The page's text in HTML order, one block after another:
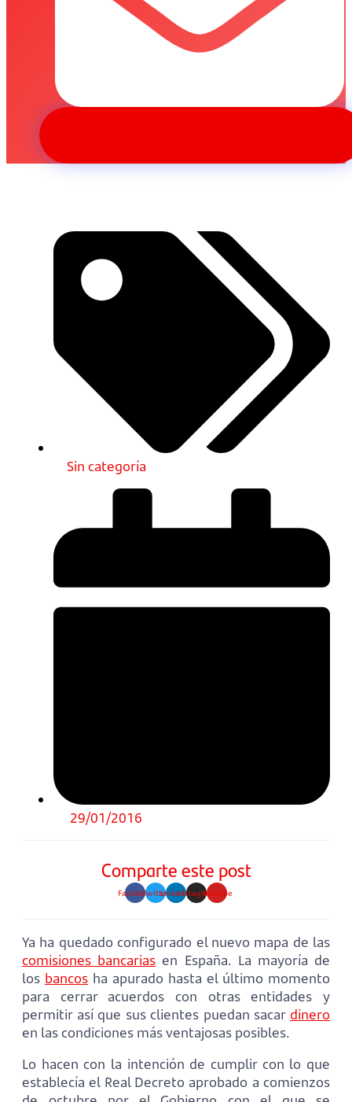
Sin categoría
29/01/2016
Comparte este post
FacebookTwitterLinkedinInstagramYoutube
Ya ha quedado configurado el nuevo mapa de las
comisiones bancarias en España. La mayoría de
los bancos ha apurado hasta el último momento
para cerrar acuerdos con otras entidades y
permitir así que sus clientes puedan sacar dinero
en las condiciones más ventajosas posibles.
Lo hacen con la intención de cumplir con lo que
establecía el Real Decreto aprobado a comienzos